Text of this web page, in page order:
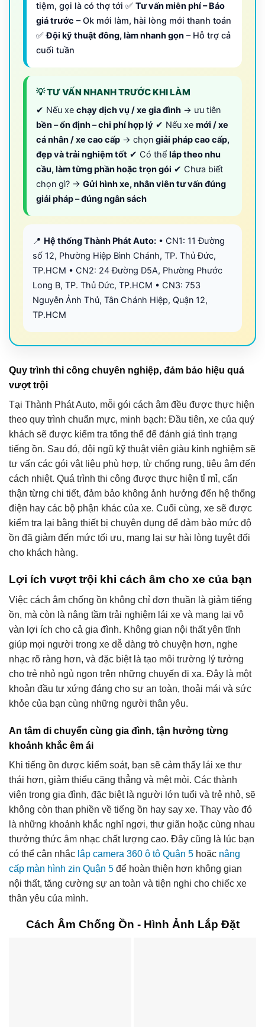
tiệm, gọi là có thợ tới ✅ Tư vấn miễn phí – Báo
giá trước – Ok mới làm, hài lòng mới thanh toán
✅Đội kỹ thuật đông, làm nhanh gọn – Hỗ trợ cả
cuối tuần
💡 TƯ VẤN NHANH TRƯỚC KHI LÀM
✔ Nếu xe chạy dịch vụ / xe gia đình → ưu tiên
bền – ổn định – chi phí hợp lý ✔ Nếu xe mới / xe
cá nhân / xe cao cấp → chọn giải pháp cao cấp,
đẹp và trải nghiệm tốt ✔ Có thể lắp theo nhu
cầu, làm từng phần hoặc trọn gói ✔ Chưa biết
chọn gì? → Gửi hình xe, nhân viên tư vấn đúng
giải pháp – đúng ngân sách
📍 Hệ thống Thành Phát Auto: • CN1: 11 Đường
số 12, Phường Hiệp Bình Chánh, TP. Thủ Đức,
TP.HCM • CN2: 24 Đường D5A, Phường Phước
Long B, TP. Thủ Đức, TP.HCM • CN3: 753
Nguyễn Ảnh Thủ, Tân Chánh Hiệp, Quận 12,
TP.HCM
Quy trình thi công chuyên nghiệp, đảm bảo hiệu quả
vượt trội
Tại Thành Phát Auto, mỗi gói cách âm đều được thực hiện
theo quy trình chuẩn mực, minh bạch: Đầu tiên, xe của quý
khách sẽ được kiểm tra tổng thể để đánh giá tình trạng
tiếng ồn. Sau đó, đội ngũ kỹ thuật viên giàu kinh nghiệm sẽ
tư vấn các gói vật liệu phù hợp, từ chống rung, tiêu âm đến
cách nhiệt. Quá trình thi công được thực hiện tỉ mỉ, cẩn
thận từng chi tiết, đảm bảo không ảnh hưởng đến hệ thống
điện hay các bộ phận khác của xe. Cuối cùng, xe sẽ được
kiểm tra lại bằng thiết bị chuyên dụng để đảm bảo mức độ
ồn đã giảm đến mức tối ưu, mang lại sự hài lòng tuyệt đối
cho khách hàng.
Lợi ích vượt trội khi cách âm cho xe của bạn
Việc cách âm chống ồn không chỉ đơn thuần là giảm tiếng
ồn, mà còn là nâng tầm trải nghiệm lái xe và mang lại vô
vàn lợi ích cho cả gia đình. Không gian nội thất yên tĩnh
giúp mọi người trong xe dễ dàng trò chuyện hơn, nghe
nhạc rõ ràng hơn, và đặc biệt là tạo môi trường lý tưởng
cho trẻ nhỏ ngủ ngon trên những chuyến đi xa. Đây là một
khoản đầu tư xứng đáng cho sự an toàn, thoải mái và sức
khỏe của bạn cùng những người thân yêu.
An tâm di chuyển cùng gia đình, tận hưởng từng
khoảnh khắc êm ái
Khi tiếng ồn được kiểm soát, bạn sẽ cảm thấy lái xe thư
thái hơn, giảm thiểu căng thẳng và mệt mỏi. Các thành
viên trong gia đình, đặc biệt là người lớn tuổi và trẻ nhỏ, sẽ
không còn than phiền về tiếng ồn hay say xe. Thay vào đó
là những khoảnh khắc nghỉ ngơi, thư giãn hoặc cùng nhau
thưởng thức âm nhạc chất lượng cao. Đây cũng là lúc bạn
có thể cân nhắc lắp camera 360 ô tô Quận 5 hoặc nâng
cấp màn hình zin Quận 5 để hoàn thiện hơn không gian
nội thất, tăng cường sự an toàn và tiện nghi cho chiếc xe
thân yêu của mình.
Cách Âm Chống Ồn - Hình Ảnh Lắp Đặt